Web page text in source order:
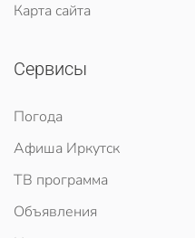
Карта сайта
Сервисы
Погода
Афиша Иркутск
ТВ программа
Объявления